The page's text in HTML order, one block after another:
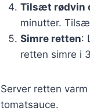
Tilsæt rødvin
minutter.
Simre retten:
retten simre i
Server retten
tomatsauce.